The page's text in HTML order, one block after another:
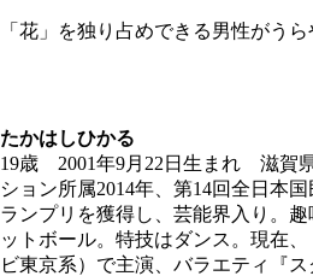
「花」を独り占めできる男性がうら
たかはしひかる
19歳 2001年9月22日生まれ 滋賀
ション所属2014年、第14回全日本
ランプリを獲得し、芸能界入り。
ットボール。特技はダンス。現在
ビ東京系）で主演、バラエティ『